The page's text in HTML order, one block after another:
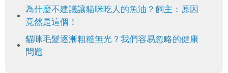
為什麼不建議讓貓咪吃人的魚油？飼主：原因
竟然是這個！
貓咪毛髮逐漸粗糙無光？我們容易忽略的健康
問題